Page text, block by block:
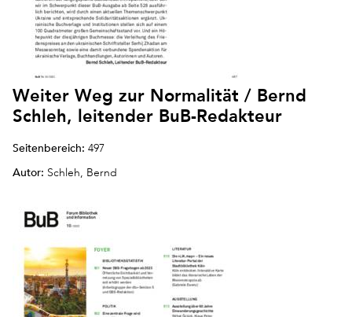
Weiter Weg zur Normalität / Bernd
Schleh, leitender BuB-Redakteur
Seitenbereich: 497
Autor: Schleh, Bernd